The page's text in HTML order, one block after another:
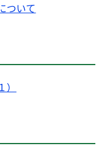
ついて